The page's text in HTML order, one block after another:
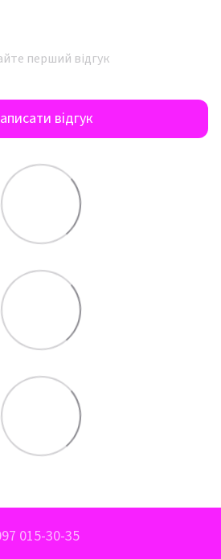
перший відгук
відгук
015-30-35